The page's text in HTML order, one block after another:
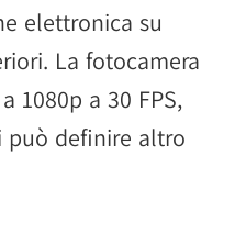
elettronica su
La fotocamera
1080p a 30 FPS,
può definire altro